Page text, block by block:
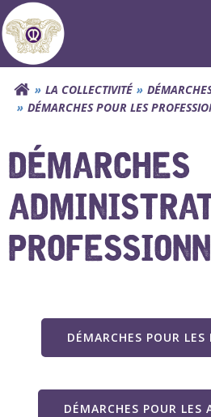
Aller
au
contenu
LA COLLECTIVITÉ
DÉMARCHES POUR LES
DÉMARCHES
DÉMARCHES POUR LES
DÉMARCHES POUR LES